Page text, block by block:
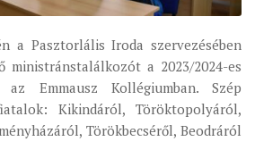
a Pasztorlális Iroda szervezésében
ministránstalálkozót a 2023/2024-es
Emmausz Kollégiumban. Szép
Kikindáról, Töröktopolyáról,
Törökbecséről, Beodráról